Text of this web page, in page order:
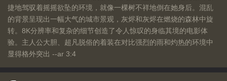
捷地驾驭着摇摇欲坠的环境，就像一棵树不祥地倒在她身后。混乱
的背景呈现出一幅大气的城市景观，灰烬和灰烬在燃烧的森林中旋
转。8K分辨率和复杂的细节创造了令人惊叹的身临其境的电影体
验。主人公大胆、超凡脱俗的着装在对比强烈的雨和灼热的环境中
显得格外突出 --ar 3:4